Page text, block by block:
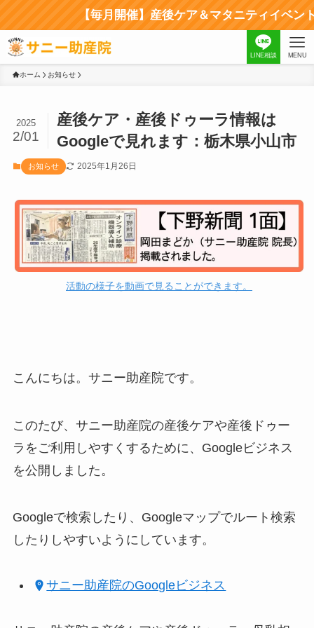
【毎月開催】産後ケア＆マタニティイベ
LINE相談 MENU
ホーム お知らせ
産後ケア・産後ドゥーラ情報は
Googleで見れます：栃木県小山市
2025
2/01
お知らせ 2025年1月26日
活動の様子を動画で見ることができます。
こんにちは。サニー助産院です。
このたび、サニー助産院の産後ケアや産後ドゥー
ラをご利用しやすくするために、Googleビジネス
を公開しました。
Googleで検索したり、Googleマップでルート検索
したりしやすいようにしています。
サニー助産院のGoogleビジネス